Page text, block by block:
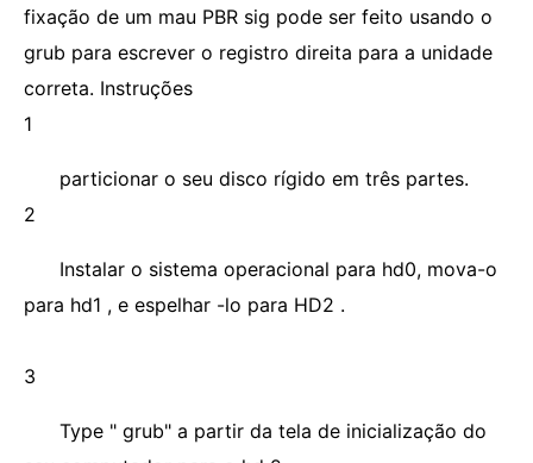
fixação de um mau PBR sig pode ser feito usando o
grub para escrever o registro direita para a unidade
correta. Instruções
1
particionar o seu disco rígido em três partes.
2
Instalar o sistema operacional para hd0, mova-o
para hd1 , e espelhar -lo para HD2 .
3
Type " grub" a partir da tela de inicialização do